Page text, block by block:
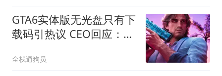
GTA6实体版无光盘只有下
载码引热议 CEO回应：业
全栈遛狗员